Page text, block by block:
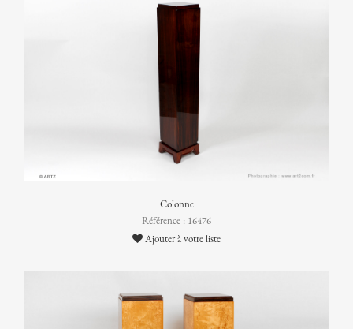
Colonne
Référence : 16476
Ajouter à votre liste